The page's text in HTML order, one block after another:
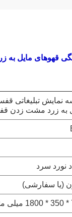
قهوهای مایل به
نمایش تبلیغاتی
به زرد مشت زدن
نورد سرد
(یا سفارشی)